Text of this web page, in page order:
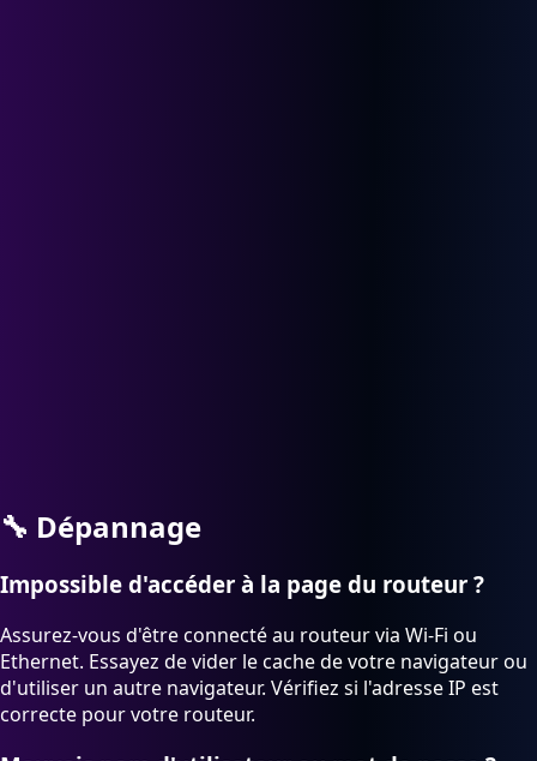
🔧 Dépannage
Impossible d'accéder à la page du routeur ?
Assurez-vous d'être connecté au routeur via Wi-Fi ou
Ethernet. Essayez de vider le cache de votre navigateur ou
d'utiliser un autre navigateur. Vérifiez si l'adresse IP est
correcte pour votre routeur.